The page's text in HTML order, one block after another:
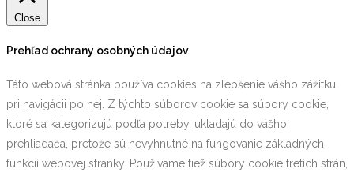
Close
Prehľad ochrany osobných údajov
Táto webová stránka používa cookies na zlepšenie vášho zážitku
pri navigácii po nej. Z týchto súborov cookie sa súbory cookie,
ktoré sa kategorizujú podľa potreby, ukladajú do vášho
prehliadača, pretože sú nevyhnutné na fungovanie základných
funkcií webovej stránky. Používame tiež súbory cookie tretích strán,